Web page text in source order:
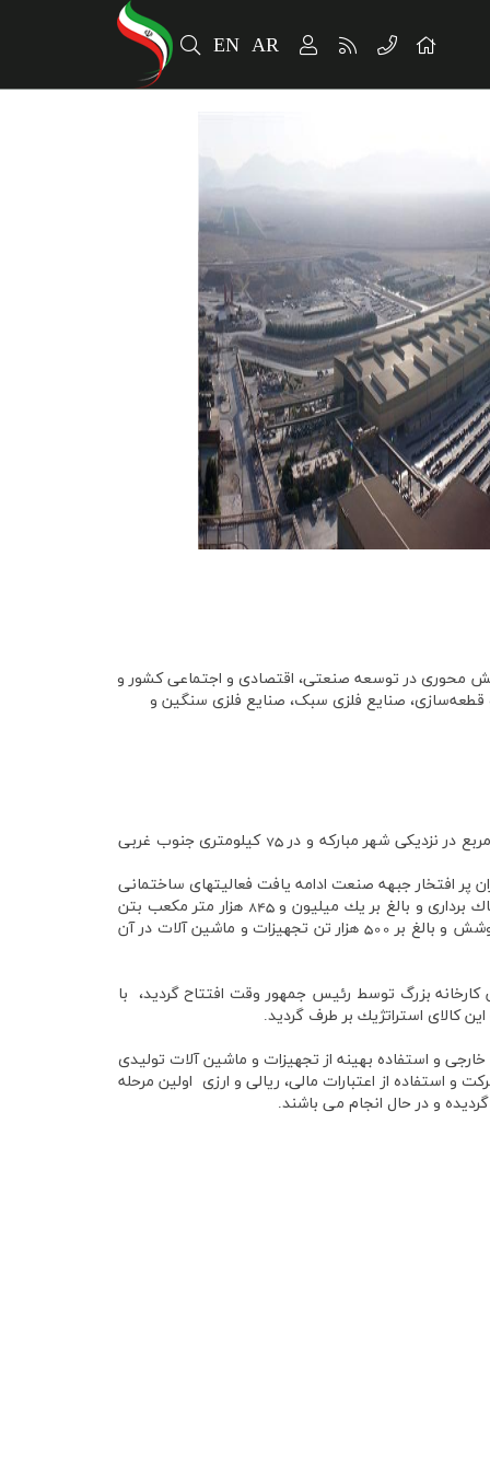
AR
EN
محوری در توسعه صنعتی، اقتصادی و اجتماعی کشور و
قطعه‌سازی، صنایع فلزی سبک، صنایع فلزی سنگین و
75 كيلومتري جنوب غربي
پر افتخار جبهه صنعت ادامه يافت فعاليتهاي ساختماني
برداري و بالغ بر يك ميليون و845 هزار متر مكعب بتن
و بالغ بر 500 هزار تن تجهيزات و ماشين آلات در آن
كارخانه بزرگ توسط رئيس جمهور وقت افتتاح گرديد، با
كالاي استراتژيك بر طرف گرديد.
و استفاده بهينه از تجهيزات و ماشين آلات توليدي
و استفاده از اعتبارات مالي، ريالي و ارزي اولين مرحله
و در حال انجام مي ­باشند.